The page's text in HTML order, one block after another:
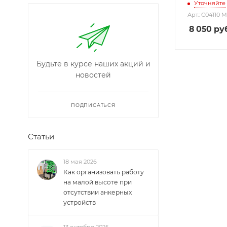
Уточняйте
Арт.: C04110 M
8 050
Будьте в курсе наших акций и
новостей
ПОДПИСАТЬСЯ
Статьи
18 мая 2026
Как организовать работу
на малой высоте при
отсутствии анкерных
устройств